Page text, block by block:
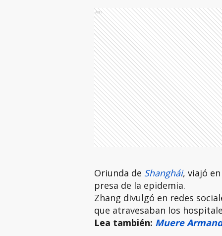
Ads
Oriunda de Shanghái, viajó
presa de la epidemia.
Zhang divulgó en redes
que atravesaban los
Lea también: Muere